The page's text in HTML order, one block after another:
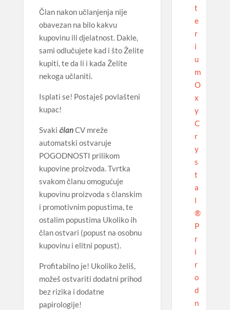
Član nakon učlanjenja nije
obavezan na bilo kakvu
kupovinu ili djelatnost. Dakle,
sami odlučujete kad i što Želite
kupiti, te da li i kada Želite
nekoga učlaniti.
Isplati se! Postaješ povlašteni
kupac!
Svaki članCV mreže
automatski ostvaruje
POGODNOSTI prilikom
kupovine proizvoda. Tvrtka
svakom članu omogućuje
kupovinu proizvoda s članskim
i promotivnim popustima, te
ostalim popustima Ukoliko ih
član ostvari (popust na osobnu
kupovinu i elitni popust).
Profitabilno je! Ukoliko želiš,
možeš ostvariti dodatni prihod
bez rizika i dodatne
papirologije!
t
e
r
i
u
m
O
x
y
C
r
y
s
t
a
l
®
P
r
i
r
o
d
n